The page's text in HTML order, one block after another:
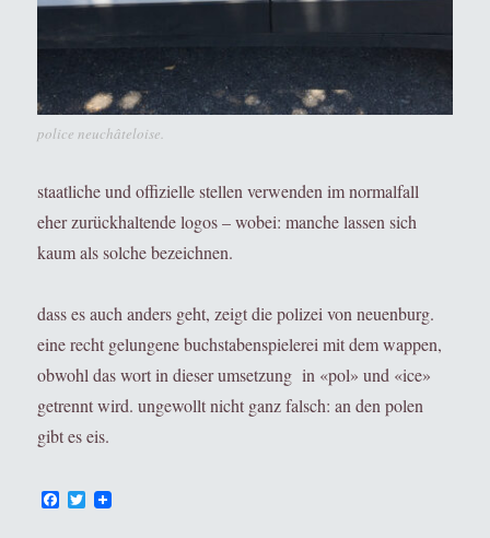
police neuchâteloise.
staatliche und offizielle stellen verwenden im normalfall
eher zurückhaltende logos – wobei: manche lassen sich
kaum als solche bezeichnen.
dass es auch anders geht, zeigt die polizei von neuenburg.
eine recht gelungene buchstabenspielerei mit dem wappen,
obwohl das wort in dieser umsetzung in «pol» und «ice»
getrennt wird. ungewollt nicht ganz falsch: an den polen
gibt es eis.
F T
w